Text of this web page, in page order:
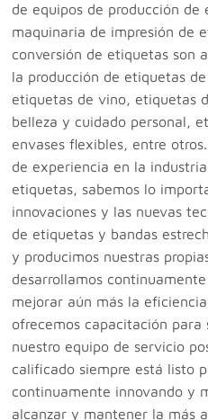
de equipos de producción de
maquinaria de impresión de
conversión de etiquetas son
la producción de etiquetas
etiquetas de vino, etiquetas
belleza y cuidado personal,
envases flexibles, entre
de experiencia en la
etiquetas, sabemos lo
innovaciones y las nuevas
de etiquetas y bandas
y producimos nuestras
desarrollamos
mejorar aún más la
ofrecemos capacitación para
nuestro equipo de servicio
calificado siempre está listo
continuamente innovando y
alcanzar y mantener la más